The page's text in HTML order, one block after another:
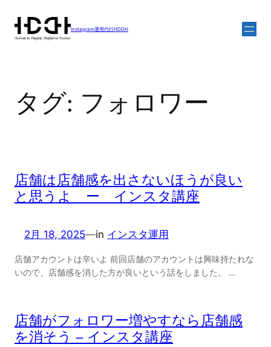
Instagram運用代行HDDH
タグ: フォロワー
店舗は店舗感を出さないほうが良い
と思うよ ー インスタ講座
2月 18, 2025—in インスタ運用
店舗アカウントは辛いよ 前回店舗のアカウントは興味持たれな
いので、店舗感を消した方が良いという話をしました。 …
店舗がフォロワー増やすなら店舗感
を消そう – インスタ講座